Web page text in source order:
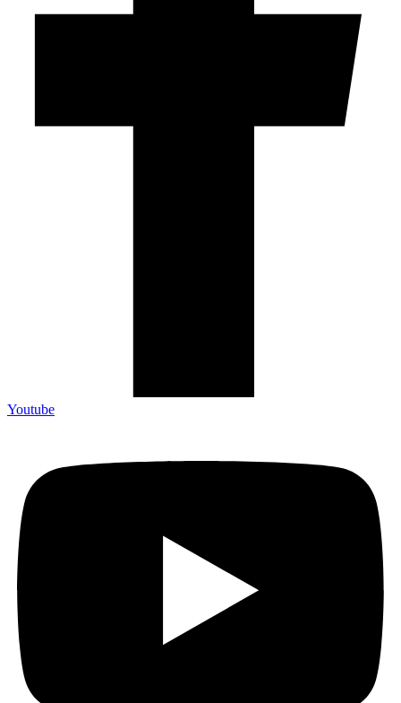
Youtube